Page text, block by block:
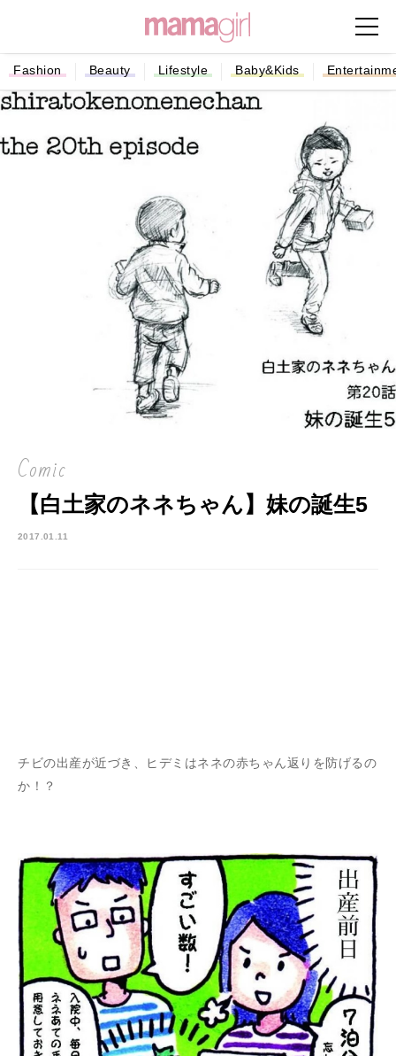
Fashion Beauty Lifestyle Baby&Kids
Comic
【白土家のネネちゃん】妹の誕生5
2017.01.11
チビの出産が近づき、ヒデミはネネの赤ちゃん返りを防げるの
か！？